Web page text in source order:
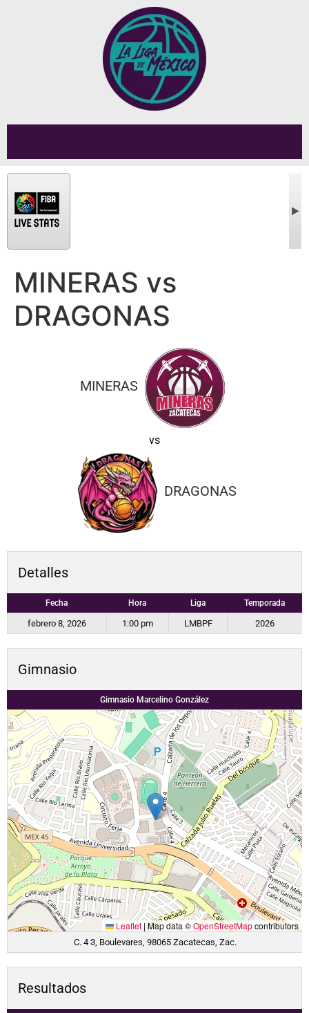
MINERAS vs
DRAGONAS
MINERAS
vs
DRAGONAS
Detalles
Fecha Hora Liga Temporada
febrero 8, 2026 1:00 pm LMBPF 2026
Gimnasio
Gimnasio Marcelino González
Leaflet|Map data ©OpenStreetMapcontributors
C. 4 3, Boulevares, 98065 Zacatecas, Zac.
Resultados